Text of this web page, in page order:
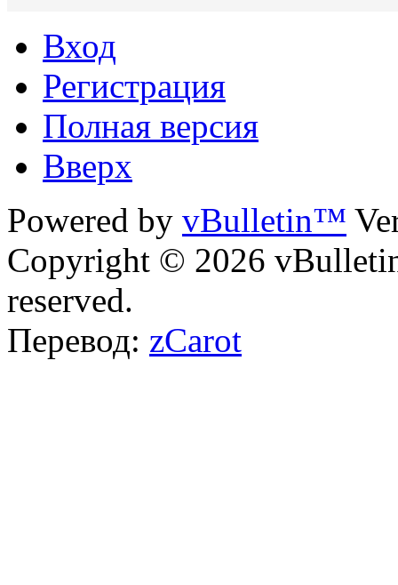
Вход
Регистрация
Полная версия
Вверх
Powered by vBulletin™
Copyright © 2026
reserved.
Перевод: zCarot